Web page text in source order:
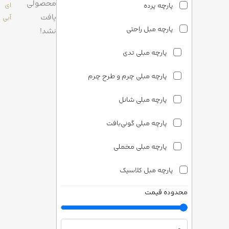
پارچه پرده
پارچه مبل راحتی
پارچه مبلی تدی
پارچه مبلی چرم و طرح چرم
پارچه مبلی شانل
پارچه مبلی گونی‌بافت
پارچه مبلی مخملی
پارچه مبل کلاسیک
پارچه مبلی ساتن
پارچه مبلی شانل
محدوده قیمت
ای
آبی
محصولی
یافت
نشد!